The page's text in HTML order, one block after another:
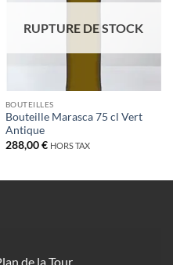
RUPTURE DE STOCK
BOUTEILLES
Bouteille Marasca 75 cl Vert
Antique
288,00€ HORS TAX
de la Tour